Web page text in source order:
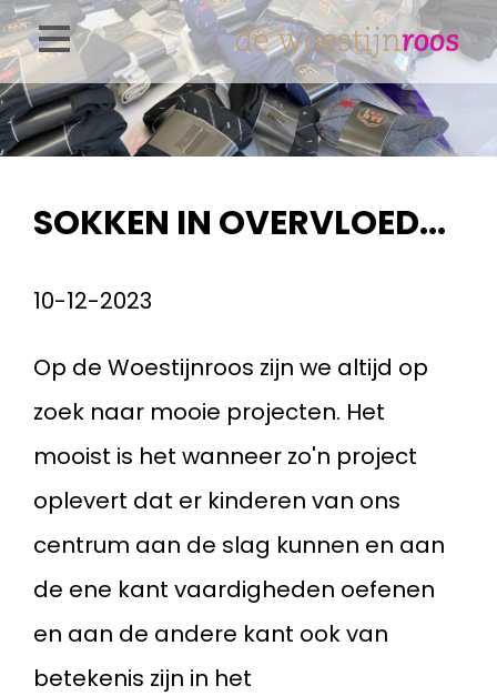
Overslaan
en
naar
de
gaanSOKKEN IN OVERVLOED...
10-12-2023
Op de Woestijnroos zijn we altijd op
zoek naar mooie projecten. Het
mooist is het wanneer zo'n project
oplevert dat er kinderen van ons
centrum aan de slag kunnen en aan
de ene kant vaardigheden oefenen
en aan de andere kant ook van
betekenis zijn in het